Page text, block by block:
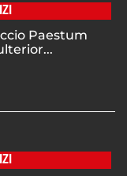
Paestum